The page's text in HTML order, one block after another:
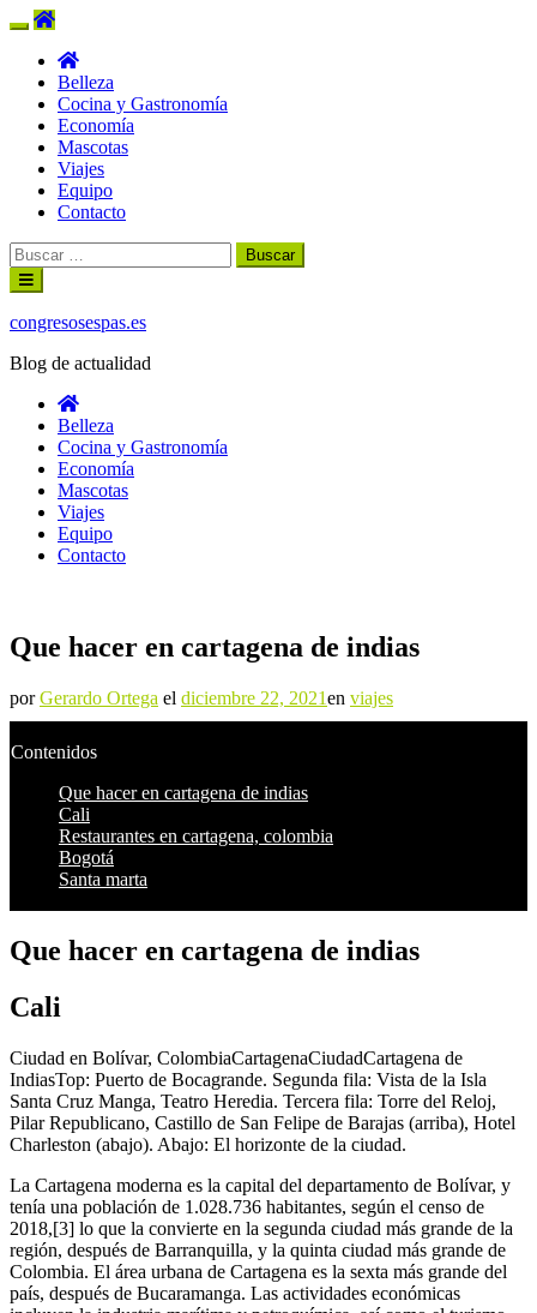
Belleza
Cocina y Gastronomía
Economía
Mascotas
Viajes
Equipo
Contacto
Buscar:
Ir
al
contenido
congresosespas.es
Blog de actualidad
Belleza
Cocina y Gastronomía
Economía
Mascotas
Viajes
Equipo
Contacto
Que hacer en cartagena de indias
porGerardo Ortega el diciembre 22, 2021en viajes
Contenidos
Que hacer en cartagena de indias
Cali
Restaurantes en cartagena, colombia
Bogotá
Santa marta
Que hacer en cartagena de indias
Cali
Ciudad en Bolívar, ColombiaCartagenaCiudadCartagena de
IndiasTop: Puerto de Bocagrande. Segunda fila: Vista de la Isla
Santa Cruz Manga, Teatro Heredia. Tercera fila: Torre del Reloj,
Pilar Republicano, Castillo de San Felipe de Barajas (arriba), Hotel
Charleston (abajo). Abajo: El horizonte de la ciudad.
La Cartagena moderna es la capital del departamento de Bolívar, y
tenía una población de 1.028.736 habitantes, según el censo de
2018,[3] lo que la convierte en la segunda ciudad más grande de la
región, después de Barranquilla, y la quinta ciudad más grande de
Colombia. El área urbana de Cartagena es la sexta más grande del
país, después de Bucaramanga. Las actividades económicas